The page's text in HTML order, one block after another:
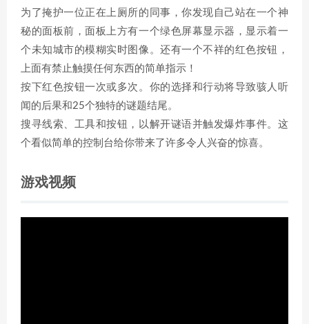
为了掩护一位正在上厕所的同事，你发现自己站在一个神
秘的面板前，面板上方有一个绿色屏幕显示器，显示着一
个未知城市的模糊实时图像。还有一个不祥的红色按钮，
上面有禁止触摸任何东西的简单指示！
按下红色按钮一次或多次。你的选择和行动将导致骇人听
闻的后果和25个独特的谜题结尾。
搜寻线索、工具和按钮，以解开谜语并触发爆炸事件。这
个看似简单的控制台给你带来了许多令人兴奋的惊喜。
游戏视频